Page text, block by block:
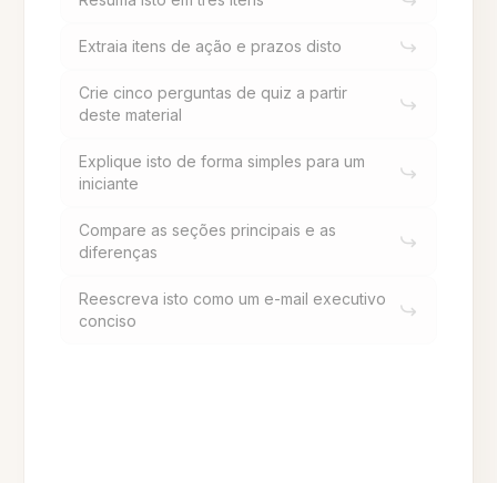
Extraia itens de ação e prazos disto
Crie cinco perguntas de quiz a partir
deste material
Explique isto de forma simples para um
iniciante
Compare as seções principais e as
diferenças
Reescreva isto como um e-mail executivo
conciso